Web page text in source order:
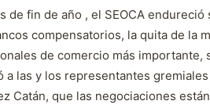
de fin de año , el SEOCA
compensatorios, la quita de la
de comercio más importante,
las y los representantes
Catán, que las negociaciones